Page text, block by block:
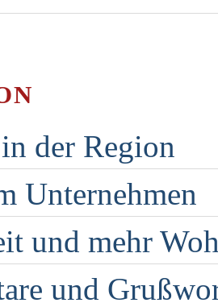
der Region
Unternehmen
und mehr
und